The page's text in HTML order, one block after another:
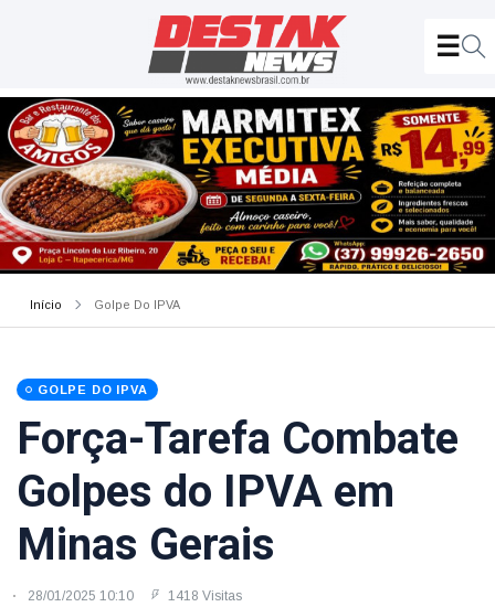
Início Golpe Do IPVA
GOLPE DO IPVA
Força-Tarefa Combate
Golpes do IPVA em
Minas Gerais
28/01/2025 10:10 1418 Visitas